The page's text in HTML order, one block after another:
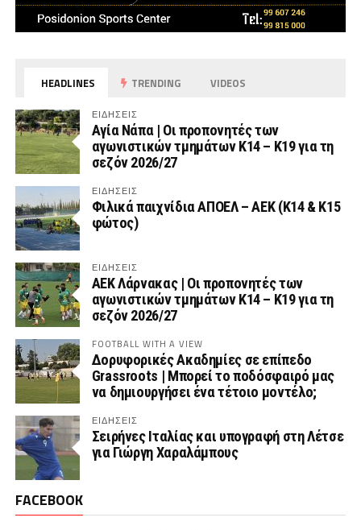
HEADLINES TRENDING VIDEOS
ΕΙΔΗΣΕΙΣ
Αγία Νάπα | Οι προπονητές των
αγωνιστικών τμημάτων Κ14 – Κ19 για τη
σεζόν 2026/27
ΕΙΔΗΣΕΙΣ
Φιλικά παιχνίδια ΑΠΟΕΛ – ΑΕΚ (Κ14 & Κ15
φώτος)
ΕΙΔΗΣΕΙΣ
AEK Λάρνακας | Οι προπονητές των
αγωνιστικών τμημάτων Κ14 – Κ19 για τη
σεζόν 2026/27
FOOTBALL WITH A VIEW
Δορυφορικές Ακαδημίες σε επίπεδο
Grassroots | Μπορεί το ποδόσφαιρό μας
να δημιουργήσει ένα τέτοιο μοντέλο;
ΕΙΔΗΣΕΙΣ
Σειρήνες Ιταλίας και υπογραφή στη Λέτσε
για Γιώργη Χαραλάμπους
FACEBOOK